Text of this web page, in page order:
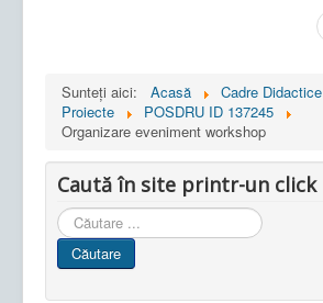
Sunteți aici: Acasă Cadre Didactice
Proiecte
POSDRU ID 137245
Organizare eveniment workshop
Caută în site printr-un click
Cauta
in
site
Căutare